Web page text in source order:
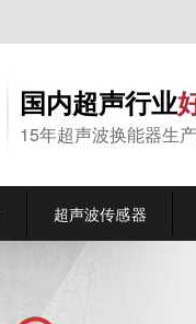
国内超声行业
15年超声波换能器生
超声波传感器